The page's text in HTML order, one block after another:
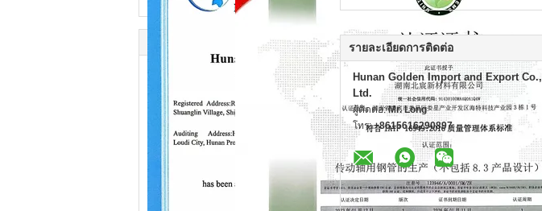
รายละเอียดการติดต่อ
Hunan Golden Import and Export Co.,
Ltd.
ผู้ติดต่อ:Mr. Long
โทร:+8615616290897